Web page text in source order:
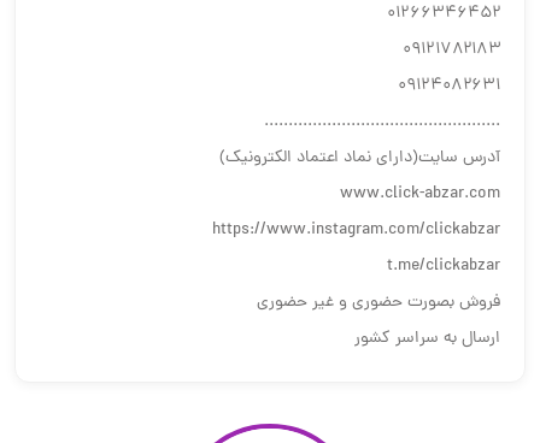
۰۱۲۶۶۳۴۶۴۵۲
۰۹۱۲۱۷۸۲۱۸۳
۰۹۱۲۴۰۸۲۶۳۱
.................................................
آدرس سایت(دارای نماد اعتماد الکترونیک)
www.click-abzar.com
https://www.instagram.com/clickabzar
t.me/clickabzar
فروش بصورت حضوری و غیر حضوری
ارسال به سراسر کشور